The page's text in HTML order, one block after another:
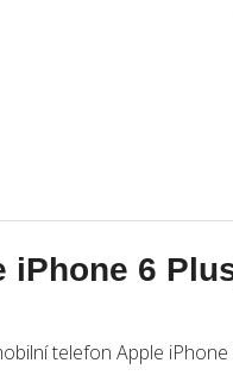
6
telefon Apple